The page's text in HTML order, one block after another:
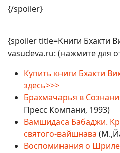
{/spoiler}
{spoiler title=Книги Бхакти
vasudeva.ru: (нажмите для
Купить книги Бхакти
здесь>>>
Брахмачарья в
Пресс Компани, 1993)
Вамшидаса Бабаджи.
святого-вайшнава
Воспоминания о